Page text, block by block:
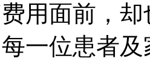
用面前，
一位患者